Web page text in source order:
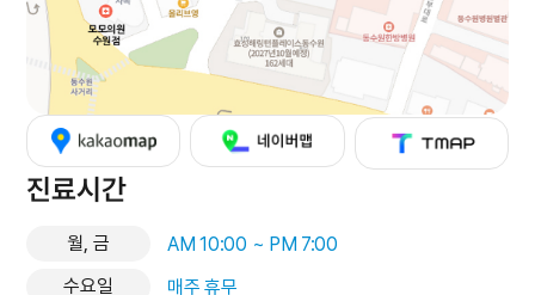
진료시간
월, 금
AM 10:00 ~ PM 7:00
수요일
매주 휴무